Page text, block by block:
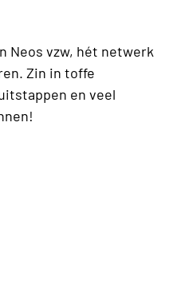
Neos vzw, hét netwerk
Zin in toffe
en veel